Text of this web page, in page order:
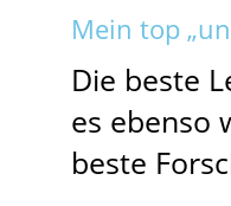
Mein top
Die beste
es ebenso
beste